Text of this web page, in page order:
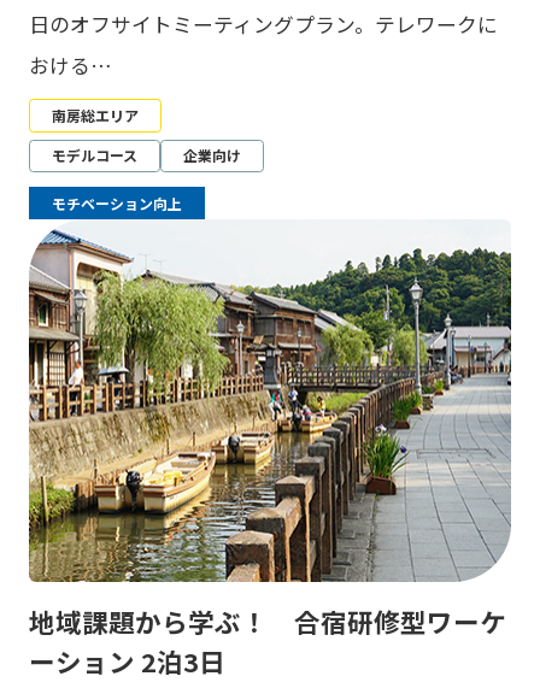
日のオフサイトミーティングプラン。テレワークに
おける…
南房総エリア
モデルコース
企業向け
モチベーション向上
地域課題から学ぶ！ 合宿研修型ワーケ
ーション 2泊3日